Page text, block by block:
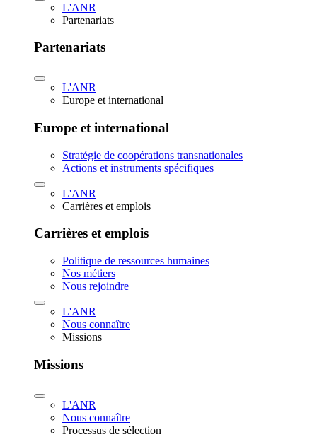
L'ANR
Partenariats
Partenariats
L'ANR
Europe et international
Europe et international
Stratégie de coopérations transnationales
Actions et instruments spécifiques
L'ANR
Carrières et emplois
Carrières et emplois
Politique de ressources humaines
Nos métiers
Nous rejoindre
L'ANR
Nous connaître
Missions
Missions
L'ANR
Nous connaître
Processus de sélection